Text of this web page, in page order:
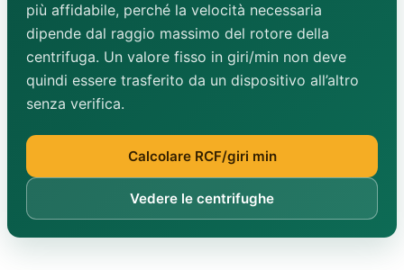
più affidabile, perché la velocità necessaria
dipende dal raggio massimo del rotore della
centrifuga. Un valore fisso in giri/min non deve
quindi essere trasferito da un dispositivo all’altro
senza verifica.
Calcolare RCF/giri min
Vedere le centrifughe